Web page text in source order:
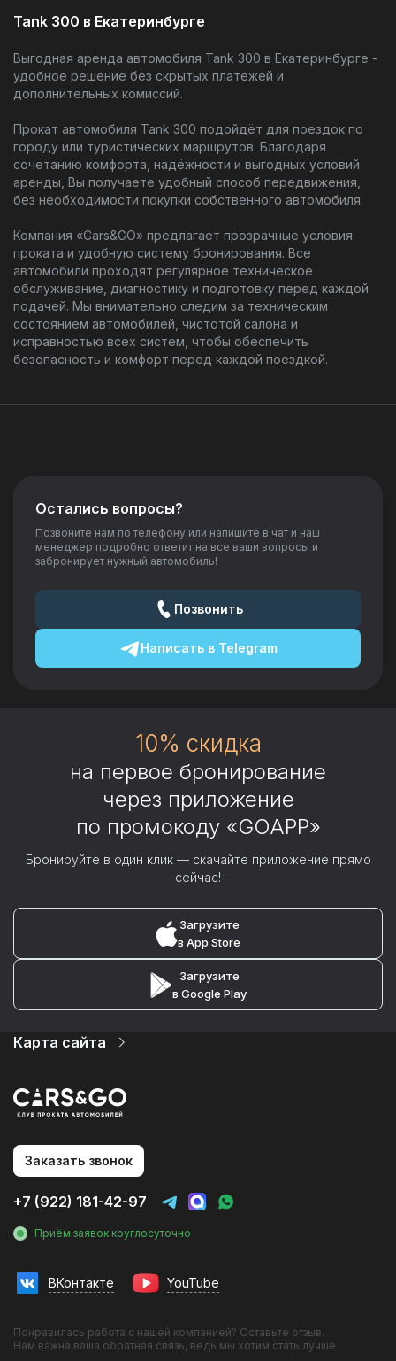
Tank 300 в Екатеринбурге
Выгодная аренда автомобиля Tank 300 в Екатеринбурге -
удобное решение без скрытых платежей и
дополнительных комиссий.
Прокат автомобиля Tank 300 подойдёт для поездок по
городу или туристических маршрутов. Благодаря
сочетанию комфорта, надёжности и выгодных условий
аренды, Вы получаете удобный способ передвижения,
без необходимости покупки собственного автомобиля.
Компания «Cars&GO» предлагает прозрачные условия
проката и удобную систему бронирования. Все
автомобили проходят регулярное техническое
обслуживание, диагностику и подготовку перед каждой
подачей. Мы внимательно следим за техническим
состоянием автомобилей, чистотой салона и
исправностью всех систем, чтобы обеспечить
безопасность и комфорт перед каждой поездкой.
Остались вопросы?
Позвоните нам по телефону или напишите в чат и наш
менеджер подробно ответит на все ваши вопросы и
забронирует нужный автомобиль!
Позвонить
Написать вTelegram
10% скидка
на первое бронирование
через приложение
по промокоду «GOAPP»
Бронируйте в один клик — скачайте приложение прямо
сейчас!
Загрузите
в App Store
Загрузите
в Google Play
Карта сайта
Услуги
О компании
Статьи и Новости
Контакты
Аренда без водителя
Трансфер в аэропорт
Трансфер на вокзал
Инвестиции в прокат
Франшиза
Эконом
Заказать звонок
+7 (922) 181-42-97
Приём заявок круглосуточно
ВКонтакте YouTube
Понравилась работа с нашей компанией? Оставьте отзыв.
Нам важна ваша обратная связь, ведь мы хотим стать лучше